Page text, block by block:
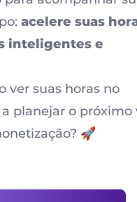
acelere suas
inteligentes e
ver suas horas no
planejar o próximo
🚀